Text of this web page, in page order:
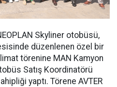
Skyliner otobüsü,
düzenlenen özel bir
törenine MAN Kamyon
Satış Koordinatörü
yaptı. Törene AVTER